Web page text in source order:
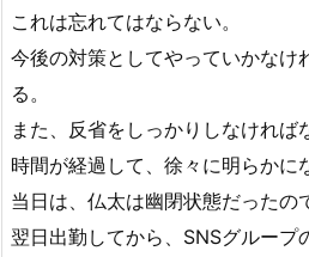
これは忘れてはならない。
今後の対策としてやっていかなけ
る。
また、反省をしっかりしなければ
時間が経過して、徐々に明らかに
当日は、仏太は幽閉状態だったの
翌日出勤してから、SNSグループ